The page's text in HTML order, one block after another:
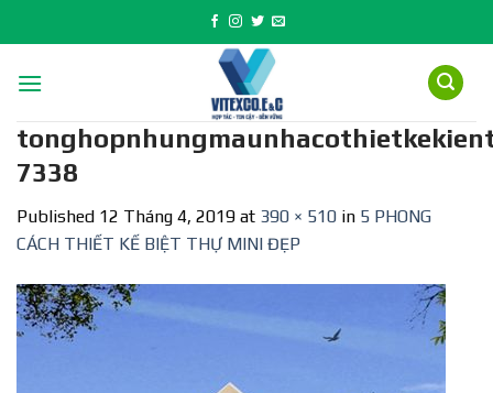
to
7338
Published 12 Tháng 4, 2019 at 390 × 510 in 5 PHONG
CÁCH THIẾT KẾ BIỆT THỰ MINI ĐẸP